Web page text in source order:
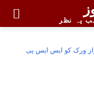
پہ نظر
ورک کو ایس ایس پی